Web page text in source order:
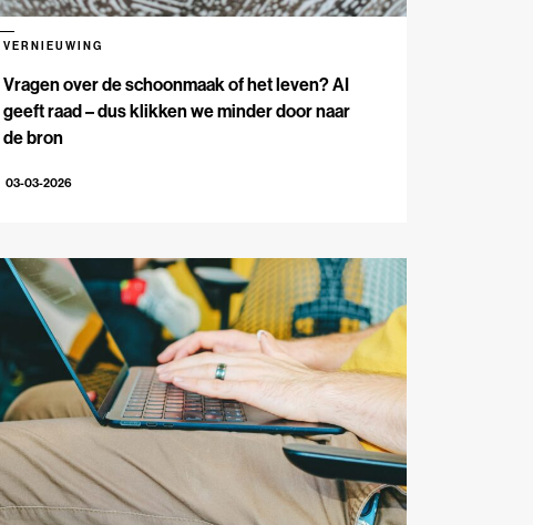
Vragen over de schoonmaak of het leven? AI
geeft raad – dus klikken we minder door naar
de bron
VERNIEUWING
03-03-2026